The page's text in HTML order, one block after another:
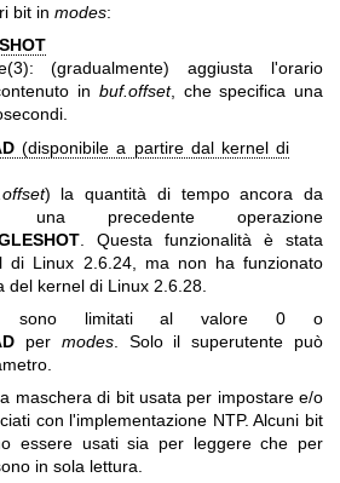
bit in modes:
: (gradualmente) aggiusta l'orario
in buf.offset, che specifica una
(disponibile a partire dal kernel di
) la quantità di tempo ancora da
una precedente operazione
. Questa funzionalità è stata
di Linux 2.6.24, ma non ha funzionato
del kernel di Linux 2.6.28.
sono limitati al valore 0 o
per modes. Solo il superutente può
maschera di bit usata per impostare e/o
con l'implementazione NTP. Alcuni bit
essere usati sia per leggere che per
in sola lettura.